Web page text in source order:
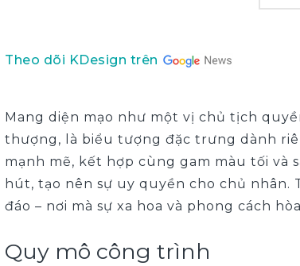
Theo dõi KDesign trên
Mang diện mạo như một vị chủ tịch
thượng, là biểu tượng đặc trưng dành
mạnh mẽ, kết hợp cùng gam màu tối và
hút, tạo nên sự uy quyền cho chủ nhân.
đáo – nơi mà sự xa hoa và phong cách
Quy mô công trình